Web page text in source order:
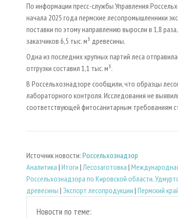
По информации пресс-службы Управления
начала 2025 года пермские лесопромышленники
поставки по этому направлению выросли в 1,8
заказчиков 6,5 тыс. м³ древесины.
Одна из последних крупных партий леса
отгрузки составил 1,1 тыс. м³.
В Россельхознадзоре сообщили, что образцы
лабораторного контроля. Исследования не
соответствующей фитосанитарным требованиям
Источник новости: Россельхознадзор
Аналитика | Итоги | Лесозаготовка |
Россельхознадзора по Кировской области,
древесины | Экспорт лесопродукции | Пермский
Новости по теме: